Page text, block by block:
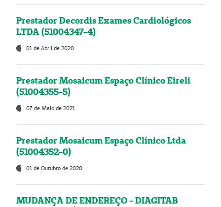
Prestador Decordis Exames Cardiológicos
LTDA (51004347-4)
01 de Abril de 2020
Prestador Mosaicum Espaço Clínico Eireli
(51004355-5)
07 de Maio de 2021
Prestador Mosaicum Espaço Clínico Ltda
(51004352-0)
01 de Outubro de 2020
MUDANÇA DE ENDEREÇO - DIAGITAB